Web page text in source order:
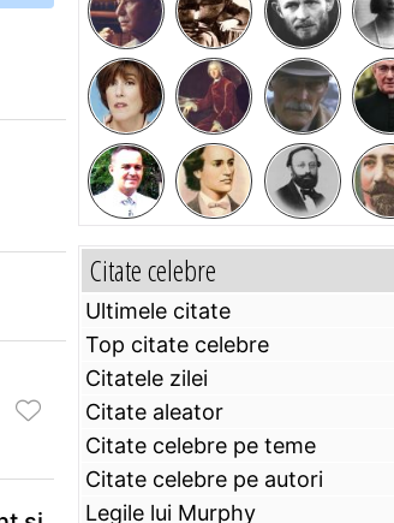
Citate celebre
Ultimele citate
Top citate celebre
Citatele zilei
Citate aleator
Citate celebre pe teme
Citate celebre pe autori
Legile lui Murphy